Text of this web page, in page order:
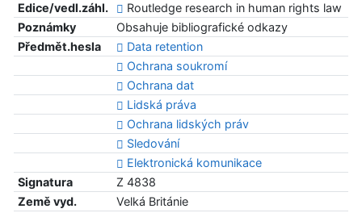
Edice/vedl.záhl.
Routledge research in human rights law
Poznámky
Obsahuje bibliografické odkazy
Předmět.hesla
Data retention
Ochrana soukromí
Ochrana dat
Lidská práva
Ochrana lidských práv
Sledování
Elektronická komunikace
Signatura
Z 4838
Země vyd.
Velká Británie